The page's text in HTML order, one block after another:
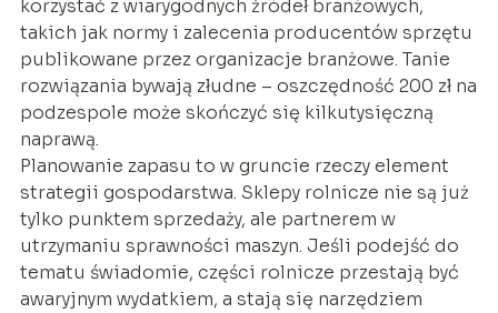
korzystać z wiarygodnych źródeł branżowych,
takich jak normy i zalecenia producentów sprzętu
publikowane przez organizacje branżowe. Tanie
rozwiązania bywają złudne – oszczędność 200 zł na
podzespole może skończyć się kilkutysięczną
naprawą.
Planowanie zapasu to w gruncie rzeczy element
strategii gospodarstwa. Sklepy rolnicze nie są już
tylko punktem sprzedaży, ale partnerem w
utrzymaniu sprawności maszyn. Jeśli podejść do
tematu świadomie, części rolnicze przestają być
awaryjnym wydatkiem, a stają się narzędziem